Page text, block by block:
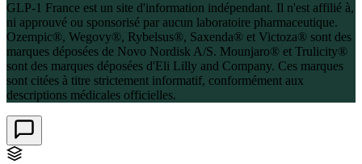
GLP-1 France est un site d'information indépendant. Il n'est affilié à,
ni approuvé ou sponsorisé par aucun laboratoire pharmaceutique.
Ozempic®, Wegovy®, Rybelsus®, Saxenda® et Victoza® sont des
marques déposées de Novo Nordisk A/S. Mounjaro® et Trulicity®
sont des marques déposées d'Eli Lilly and Company. Ces marques
sont citées à titre strictement informatif, conformément aux
descriptions médicales officielles.